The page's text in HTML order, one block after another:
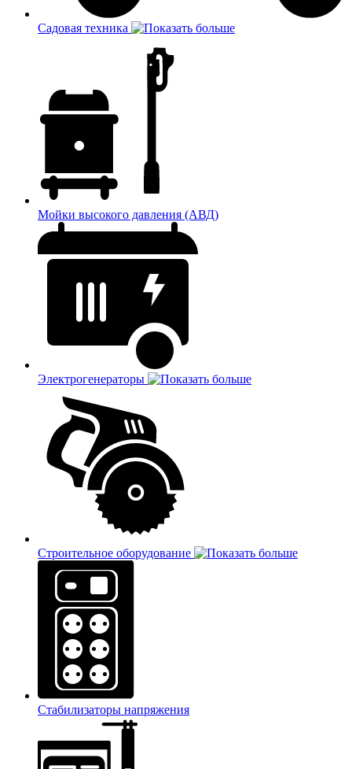
Садовая техника
Мойки высокого давления (АВД)
Электрогенераторы
Строительное оборудование
Стабилизаторы напряжения